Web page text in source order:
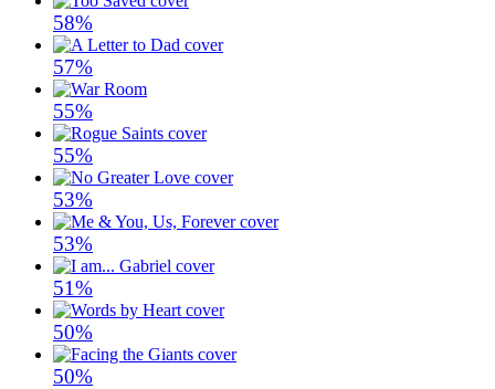
58%
57%
55%
55%
53%
53%
51%
50%
50%